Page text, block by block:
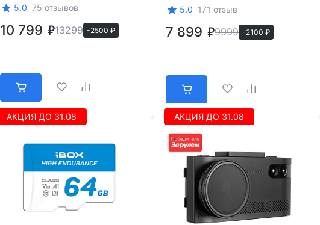
5.0 75 отзывов
10 799 13299 -2500 ₽
5.0 171 отзыв
7 899 9999 -2100 ₽
АКЦИЯ ДО 31.08 АКЦИЯ ДО 31.08